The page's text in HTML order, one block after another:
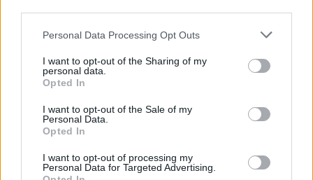
Personal Data Processing Opt Outs
I want to opt-out of the Sharing of my
personal data.
Opted In
I want to opt-out of the Sale of my
Personal Data.
Opted In
I want to opt-out of processing my
Personal Data for Targeted Advertising.
Esim for Global
Esim for USA | Esim for Italy Esim for Spain|
for Turkey|Esim for Germany|Esim for Greece|